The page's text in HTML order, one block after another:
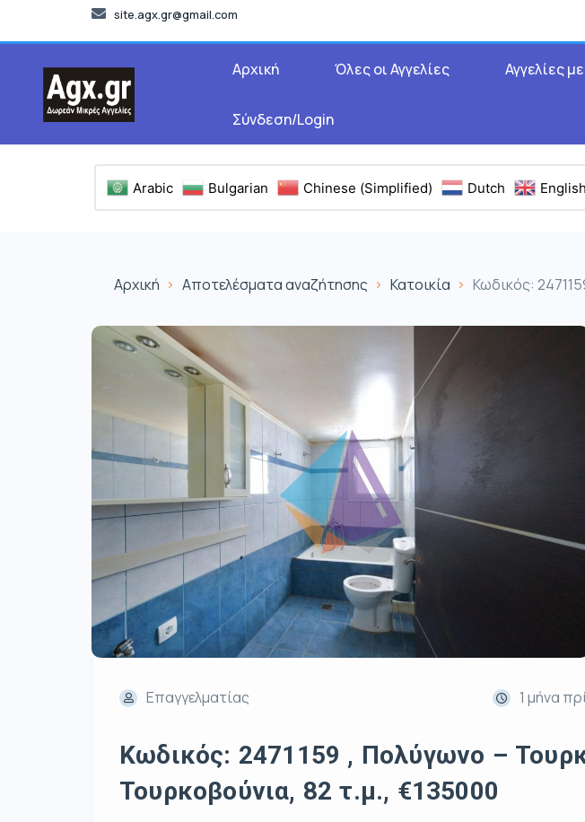
site.agx.gr@gmail.com
Αρχική Όλες οι Αγγελίες Αγγελίες
Σύνδεση/Login
Arabic Bulgarian Chinese (Simplified) Dutch English
Αρχική Αποτελέσματα αναζήτησης Κατοικία Κωδικός:
Επαγγελματίας 1 μήνα
Κωδικός: 2471159 , Πολύγωνο –
Τουρκοβούνια, 82 τ.μ., €135000